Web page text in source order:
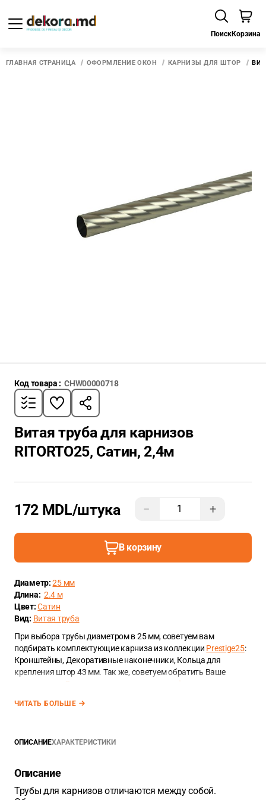
ПоискКорзина
ГЛАВНАЯ СТРАНИЦА ОФОРМЛЕНИЕ ОКОН КАРНИЗЫ ДЛЯ ШТОР
Код товара : CHW00000718
Витая труба для карнизов
RITORTO25, Сатин, 2,4м
172 MDL/штука − +
В корзину
Диаметр:25 мм
Длина: 2.4 м
Цвет:Сатин
Вид: Витая труба
При выбора трубы диаметром в 25 мм, советуем вам
подбирать комплектующие карниза из коллекции Prestige25:
Кронштейны, Декоративные наконечники, Кольца для
крепления штор 43 мм. Так же, советуем обратить Ваше
ЧИТАТЬ БОЛЬШЕ
ОПИСАНИЕХАРАКТЕРИСТИКИ
Описание
Трубы для карнизов отличаются между собой.